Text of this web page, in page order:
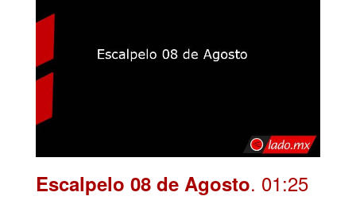
Escalpelo 08 de Agosto. 01:25